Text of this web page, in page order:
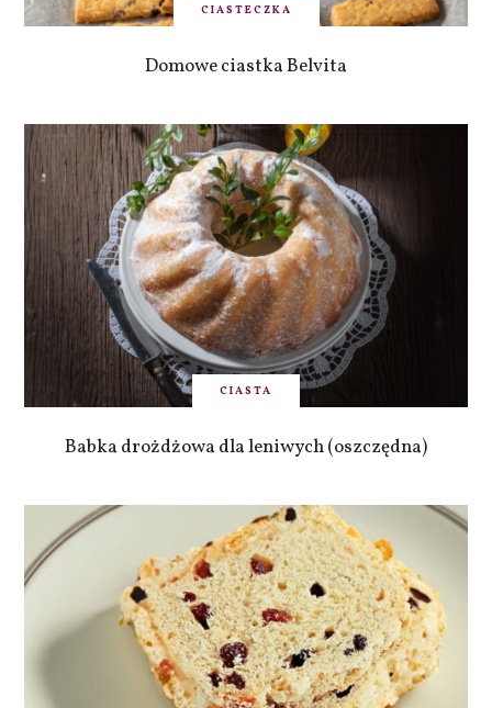
CIASTECZKA
Domowe ciastka Belvita
CIASTA
Babka drożdżowa dla leniwych (oszczędna)